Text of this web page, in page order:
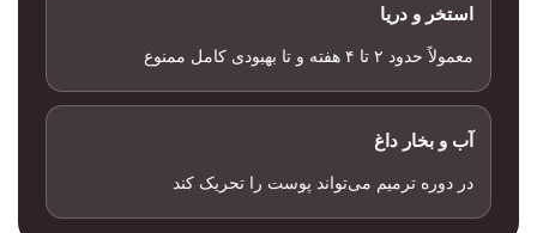
استخر و دریا
معمولاً حدود ۲ تا ۴ هفته و تا بهبودی کامل ممنوع
آب و بخار داغ
در دوره ترمیم می‌تواند پوست را تحریک کند